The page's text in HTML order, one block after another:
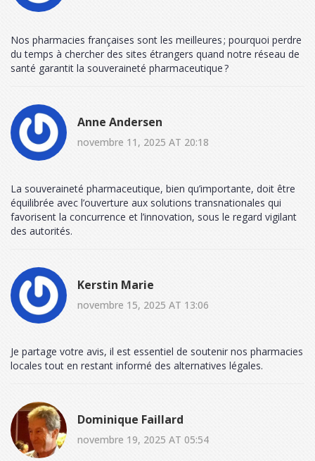
Nos pharmacies françaises sont les meilleures ; pourquoi perdre
du temps à chercher des sites étrangers quand notre réseau de
santé garantit la souveraineté pharmaceutique ?
Anne Andersen
novembre 11, 2025 AT 20:18
La souveraineté pharmaceutique, bien qu’importante, doit être
équilibrée avec l’ouverture aux solutions transnationales qui
favorisent la concurrence et l’innovation, sous le regard vigilant
des autorités.
Kerstin Marie
novembre 15, 2025 AT 13:06
Je partage votre avis, il est essentiel de soutenir nos pharmacies
locales tout en restant informé des alternatives légales.
Dominique Faillard
novembre 19, 2025 AT 05:54